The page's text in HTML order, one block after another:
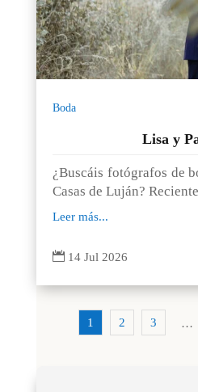
Boda
Lisa y
¿Buscáis fotógrafos de
Casas de Luján?
Leer más...
 14 Jul 2026
1 2 3 …